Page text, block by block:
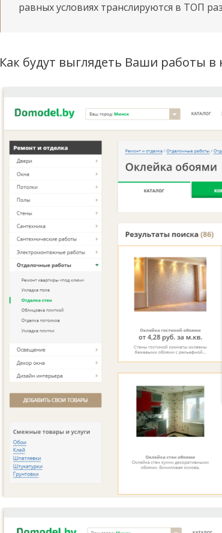
равных условиях транслируются в ТОП
Как будут выглядеть Ваши работы в